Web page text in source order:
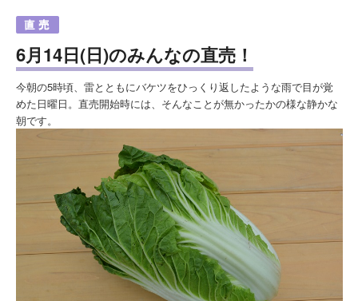
6月14日(日)のみんなの直売！
今朝の5時頃、雷とともにバケツをひっくり返したような雨で目が覚
めた日曜日。直売開始時には、そんなことが無かったかの様な静かな
朝です。